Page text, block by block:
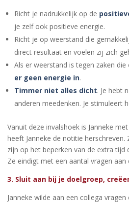
Richt je nadrukkelijk op de
je zelf ook positieve energie.
Richt je op weerstand die
direct resultaat en voelen zij zich
Als er weerstand is tegen zaken
er geen energie in.
Timmer niet alles dicht. Je hebt
anderen meedenken. Je stimuleert
Vanuit deze invalshoek is Janneke
heeft Janneke de notitie
zijn op het beperken van de extra tijd
Ze eindigt met een aantal vragen aan
3. Sluit aan bij je doelgroep,
Janneke wilde aan een collega